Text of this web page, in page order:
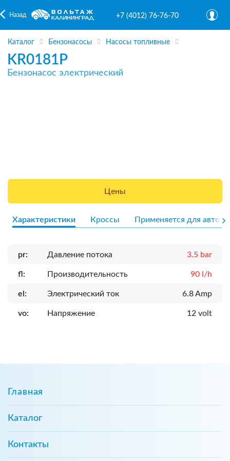
Назад +7 (4012) 76-76-70
Каталог Бензонасосы Насосы топливные
KR0181P
Бензонасос электрический
Цены
Характеристики Кроссы Применяется для авто
pr: Давление потока 3.5 bar
fl: Производительность 90 l/h
el: Электрический ток 6.8 Amp
vo: Напряжение 12 volt
Главная
Каталог
Контакты